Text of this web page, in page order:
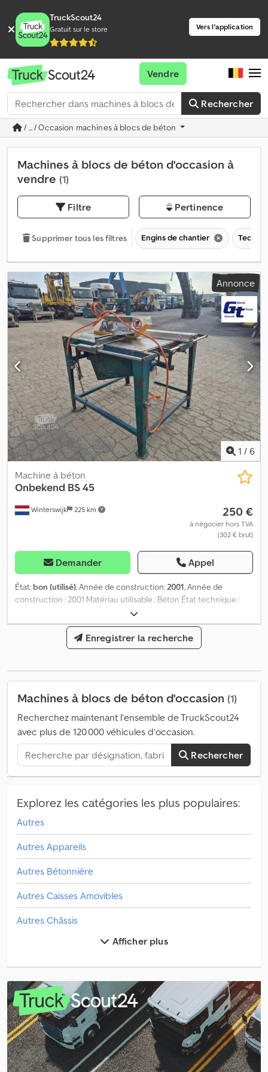
TruckScout24
Gratuit sur le store Vers l'application
Rechercher
Vendre
/ ... / Occasion machines à blocs de béton
Machines à blocs de béton d'occasion à
vendre (1)
Filtre Pertinence
Supprimer tous les filtres Engins de chantier
Annonce
1 / 6
Winterswijk 225 km
Machine à béton
Onbekend BS 45
250 €
à négocier hors TVA
(302 € brut)
Demander Appel
État: bon (utilisé), Année de construction:2001, Année de
construction : 2001 Matériau utilisable : Béton État technique :
bon Dcsdpfxjy Dqqzs Ag Hek État visuel : bon Veuillez contacter
Klaas Gerrits ou Peter Gerrits pour plus d'informations.
Enregistrer la recherche
Machines à blocs de béton d'occasion (1)
Recherchez maintenant l’ensemble de TruckScout24
avec plus de 120 000 véhicules d’occasion.
Rechercher
Explorez les catégories les plus populaires:
Autres
Autres Appareils
Autres Bétonnière
Autres Caisses Amovibles
Autres Châssis
Autres Construction Standard
Autres Machine De Travail Du Sol
Autres Machines Construction
Autres Marteau De Démolition
Autres Pompe À Béton
Autres Transport De Bois
Afficher plus